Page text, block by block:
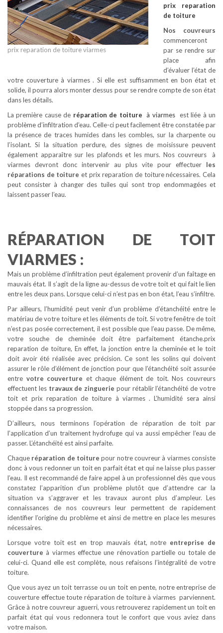
prix reparation de toiture viarmes
prix reparation
de toiture
Nos couvreurs
commenceront
par se rendre sur
place afin
d’évaluer l’état de
votre couverture à viarmes . Si elle est suffisamment en bon état et
solide, il pourra alors monter dessus pour se rendre compte de son état
dans les détails.
La première cause de réparation de toiture à viarmes est liée à un
problème d’infiltration d’eau. Celle-ci peut facilement être constatée par
la présence de traces humides dans les combles, sur la charpente ou
l’isolant. Si la situation perdure, des signes de moisissure peuvent
également apparaître sur les plafonds et les murs. Nos couvreurs à
viarmes devront donc intervenir au plus vite pour effectuer les
réparations de toiture et prix reparation de toiture nécessaires. Cela
peut consister à changer des tuiles qui sont trop endommagées et
laissent passer l’eau.
RÉPARATION DE TOIT
VIARMES :
Mais un problème d’infiltration peut également provenir d’un faîtage en
mauvais état. Il s’agit de la ligne au-dessus de votre toit et qui fait le lien
entre les deux pans. Lorsque celui-ci n’est pas en bon état, l’eau s’infiltre.
Par ailleurs, l’humidité peut venir d’un problème d’étanchéité entre le
matériau de votre toiture et les éléments de toit. Si votre fenêtre de toit
n’est pas posée correctement, il est possible que l’eau passe. De même,
votre souche de cheminée doit être parfaitement étanche.prix
reparation de toiture, En effet, la jonction entre la cheminée et le toit
doit avoir été réalisée avec précision. Ce sont les solins qui doivent
assurer le rôle d’élément de jonction pour que l’étanchéité soit assurée
entre votre couverture et chaque élément de toit. Nos couvreurs
effectuent lestravaux de zinguerie pour rétablir l’étanchéité de votre
toit et prix reparation de toiture à viarmes . L’humidité sera ainsi
stoppée dans sa progression.
D’ailleurs, nous terminons l’opération de réparation de toit par
l’application d’un traitement hydrofuge qui va aussi empêcher l’eau de
passer. L’étanchéité est ainsi parfaite.
Chaque réparation de toiture pour notre couvreur à viarmes consiste
donc à vous redonner un toit en parfait état et qui ne laisse plus passer
l’eau. Il est recommandé de faire appel à un professionnel dès que vous
constatez l’apparition d’un problème plutôt que d’attendre car la
situation va s’aggraver et les travaux auront plus d’ampleur. Les
connaissances de nos couvreurs leur permettent de rapidement
identifier l’origine du problème et ainsi de mettre en place les mesures
nécessaires.
Lorsque votre toit est en trop mauvais état, notre entreprise de
couverture à viarmes effectue une rénovation partielle ou totale de
celui-ci. Quand elle est complète, nous refaisons l’intégralité de votre
toiture.
Que vous ayez un toit terrasse ou un toit en pente, notre entreprise de
couverture effectue toute réparation de toiture à viarmes parviennent.
Grâce à notre couvreur aguerri, vous retrouverez rapidement un toit en
parfait état qui vous redonnera tout le confort que vous aviez dans
votre maison.